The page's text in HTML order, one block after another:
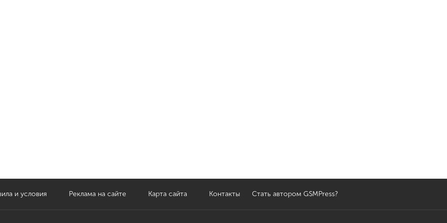
и условия Реклама на сайте Карта сайта Контакты Стать автором GSMPress?